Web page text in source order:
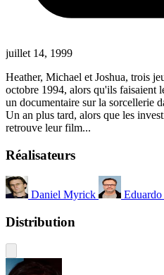
juillet 14, 1999
Heather, Michael et Joshua, trois
octobre 1994, alors qu'ils faisaient
un documentaire sur la sorcellerie
Un an plus tard, alors que les
retrouve leur film...
Réalisateurs
Daniel Myrick Eduardo
Distribution